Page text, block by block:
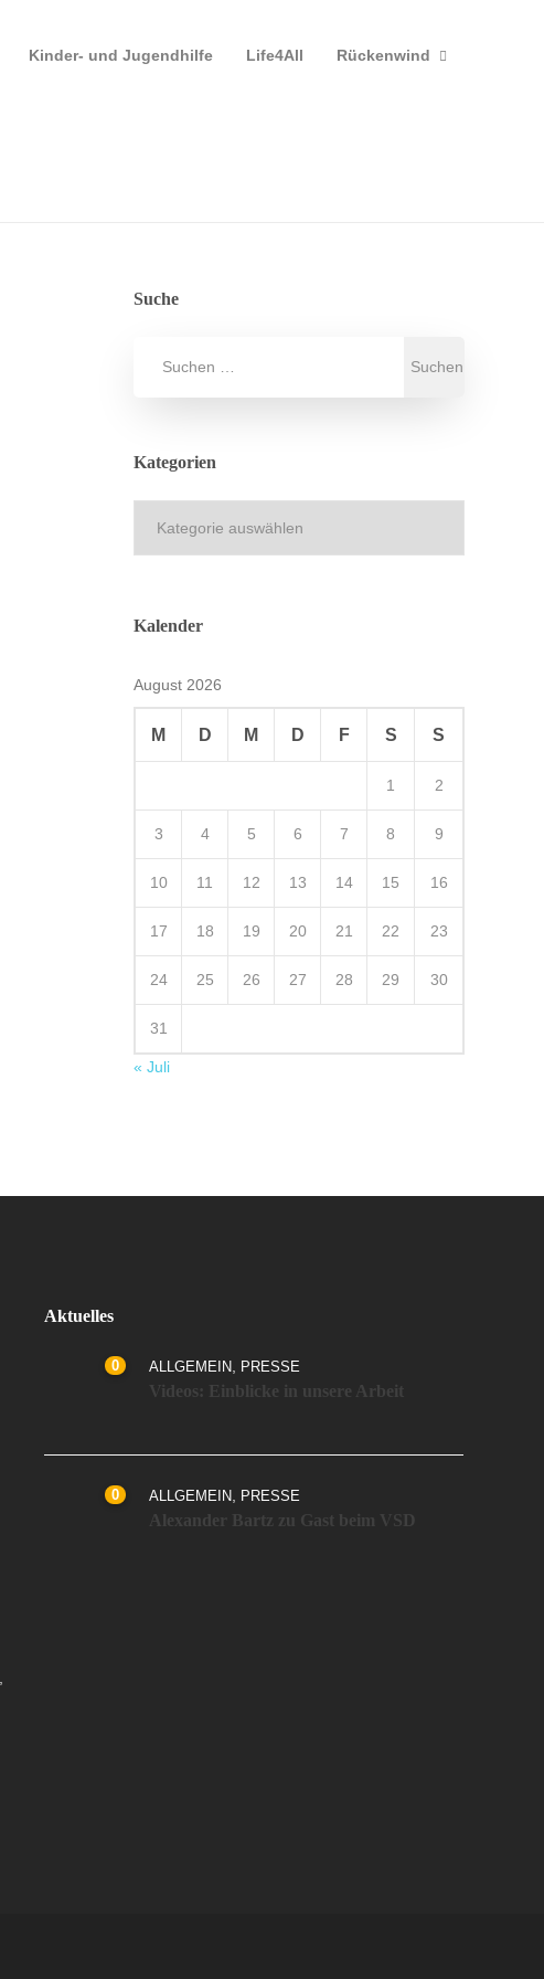
Kinder- und Jugendhilfe Life4All Rückenwind
Suche
Kategorien
Kalender
August 2026
M D M D F S S
1 2
3 4 5 6 7 8 9
10 11 12 13 14 15 16
17 18 19 20 21 22 23
24 25 26 27 28 29 30
31
« Juli
Aktuelles
0 ALLGEMEIN PRESSE
Videos: Einblicke in unsere Arbeit
0 ALLGEMEIN PRESSE
Alexander Bartz zu Gast beim VSD